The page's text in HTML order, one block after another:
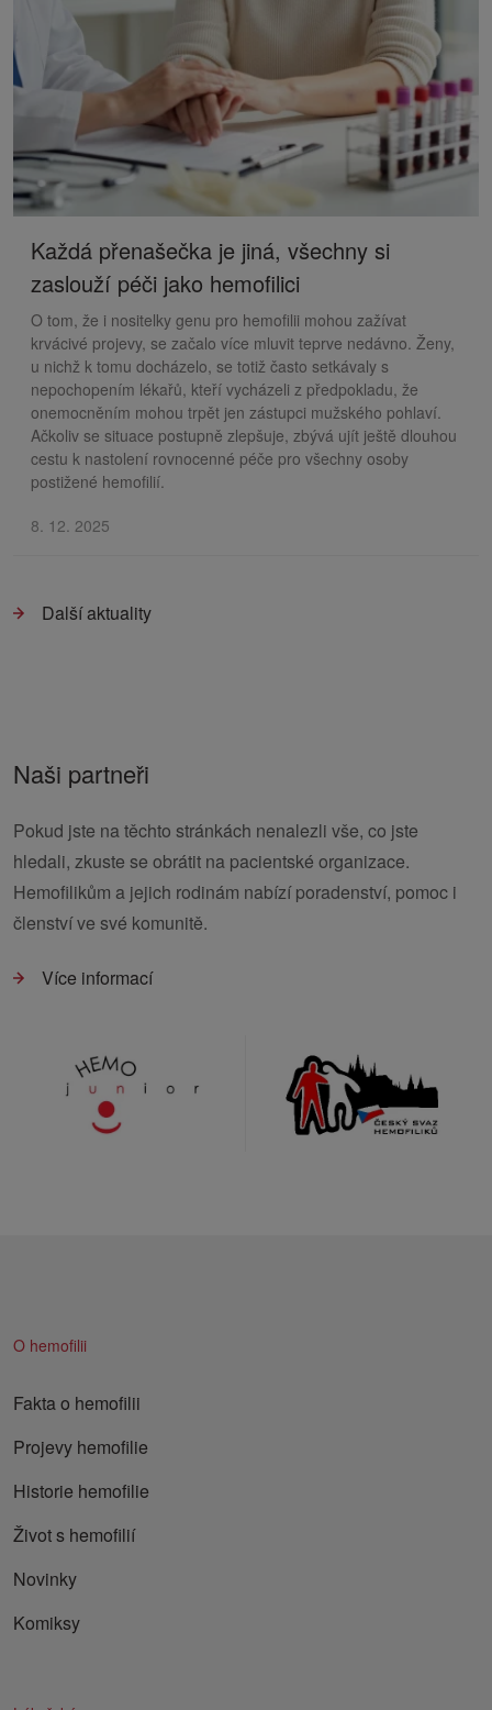
Každá přenašečka je jiná, všechny si
zaslouží péči jako hemofilici
O tom, že i nositelky genu pro hemofilii mohou zažívat
krvácivé projevy, se začalo více mluvit teprve nedávno. Ženy,
u nichž k tomu docházelo, se totiž často setkávaly s
nepochopením lékařů, kteří vycházeli z předpokladu, že
onemocněním mohou trpět jen zástupci mužského pohlaví.
Ačkoliv se situace postupně zlepšuje, zbývá ujít ještě dlouhou
cestu k nastolení rovnocenné péče pro všechny osoby
postižené hemofilií.
8. 12. 2025
Další aktuality
Naši partneři
Pokud jste na těchto stránkách nenalezli vše, co jste
hledali, zkuste se obrátit na pacientské organizace.
Hemofilikům a jejich rodinám nabízí poradenství, pomoc i
členství ve své komunitě.
Více informací
O hemofilii
Fakta o hemofilii
Projevy hemofilie
Historie hemofilie
Život s hemofilií
Novinky
Komiksy